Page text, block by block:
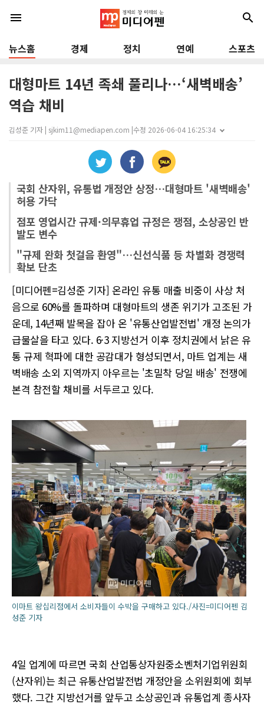
menu search
뉴스홈 경제 정치 연예 스포츠
대형마트 14년 족쇄 풀리나…‘새벽배송’
역습 채비
김성준 기자 | sjkim11@mediapen.com |수정 2026-06-04 16:25:34
국회 산자위, 유통법 개정안 상정…대형마트 '새벽배송'
허용 가닥
점포 영업시간 규제·의무휴업 규정은 쟁점, 소상공인 반
발도 변수
"규제 완화 첫걸음 환영"…신선식품 등 차별화 경쟁력
확보 단초
[미디어펜=김성준 기자] 온라인 유통 매출 비중이 사상 처
음으로 60%를 돌파하며 대형마트의 생존 위기가 고조된 가
운데, 14년째 발목을 잡아 온 '유통산업발전법' 개정 논의가
급물살을 타고 있다. 6·3 지방선거 이후 정치권에서 낡은 유
통 규제 혁파에 대한 공감대가 형성되면서, 마트 업계는 새
벽배송 소외 지역까지 아우르는 '초밀착 당일 배송' 전쟁에
본격 참전할 채비를 서두르고 있다.
이마트 왕십리점에서 소비자들이 수박을 구매하고 있다./사진=미디어펜 김
성준 기자
4일 업계에 따르면 국회 산업통상자원중소벤처기업위원회
(산자위)는 최근 유통산업발전법 개정안을 소위원회에 회부
했다. 그간 지방선거를 앞두고 소상공인과 유통업계 종사자